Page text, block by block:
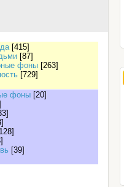
[415]
[87]
фоны [263]
[729]
фоны [20]
[39]